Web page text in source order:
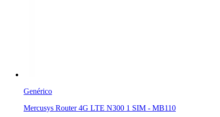
Genérico
Mercusys Router 4G LTE N300 1 SIM - MB110